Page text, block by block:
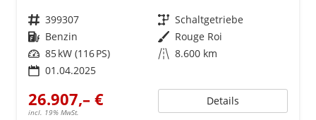
Fahrzeugnr. 399307 Getriebe Schaltgetriebe
Kraftstoff Benzin Außenfarbe Rouge Roi
Leistung 85 kW (116 PS) Kilometerstand 8.600 km
01.04.2025
26.907,– €
incl. 19% MwSt.
Details